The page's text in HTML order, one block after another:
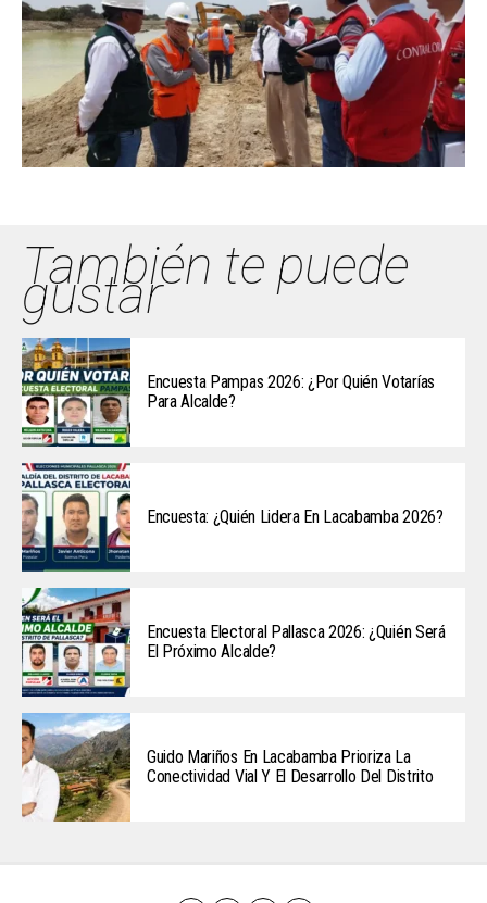
También te puede
gustar
Encuesta Pampas 2026: ¿Por Quién Votarías
Para Alcalde?
Encuesta: ¿Quién Lidera En Lacabamba 2026?
Encuesta Electoral Pallasca 2026: ¿Quién Será
El Próximo Alcalde?
Guido Mariños En Lacabamba Prioriza La
Conectividad Vial Y El Desarrollo Del Distrito